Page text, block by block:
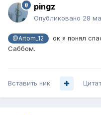
pingz
Опубликовано 28
@Artom_12
ок я понял
Саббом.
Вставить ник